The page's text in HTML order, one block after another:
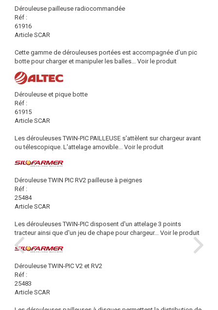
Dérouleuse pailleuse radiocommandée
Réf :
61916
Article SCAR
Cette gamme de dérouleuses portées est accompagnée d’un pic
botte pour charger et manipuler les balles... Voir le produit
Dérouleuse et pique botte
Réf :
61915
Article SCAR
Les dérouleuses TWIN-PIC PAILLEUSE s'attèlent sur chargeur avant
ou télescopique. L'attelage amovible... Voir le produit
Dérouleuse TWIN PIC RV2 pailleuse à peignes
Réf :
25484
Article SCAR
Les dérouleuses TWIN-PIC disposent d'un attelage 3 points
tracteur ainsi que d'un jeu de chape pour chargeur... Voir le produit
Dérouleuse TWIN-PIC V2 et RV2
Réf :
25483
Article SCAR